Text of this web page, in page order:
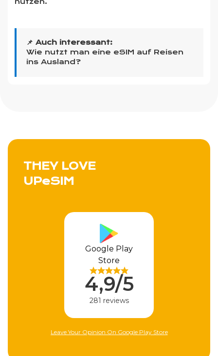
nutzen.
📌 Auch interessant:
Wie nutzt man eine eSIM auf Reisen
ins Ausland?
THEY LOVE
UPeSIM
Google Play
Store
4,9/5
281 reviews
Leave Your Opinion On Google Play Store